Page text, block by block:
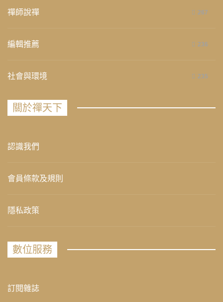
禪師說禪 267
編輯推薦 236
社會與環境 235
關於禪天下
認識我們
會員條款及規則
隱私政策
數位服務
訂閱雜誌